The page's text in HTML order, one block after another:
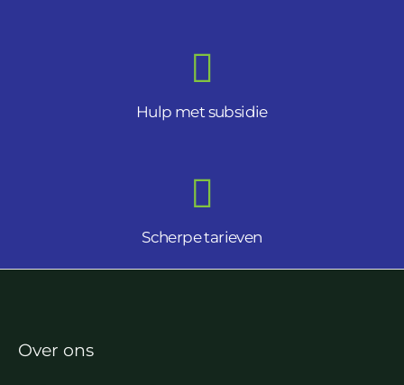
Hulp met subsidie
Scherpe tarieven
Over ons